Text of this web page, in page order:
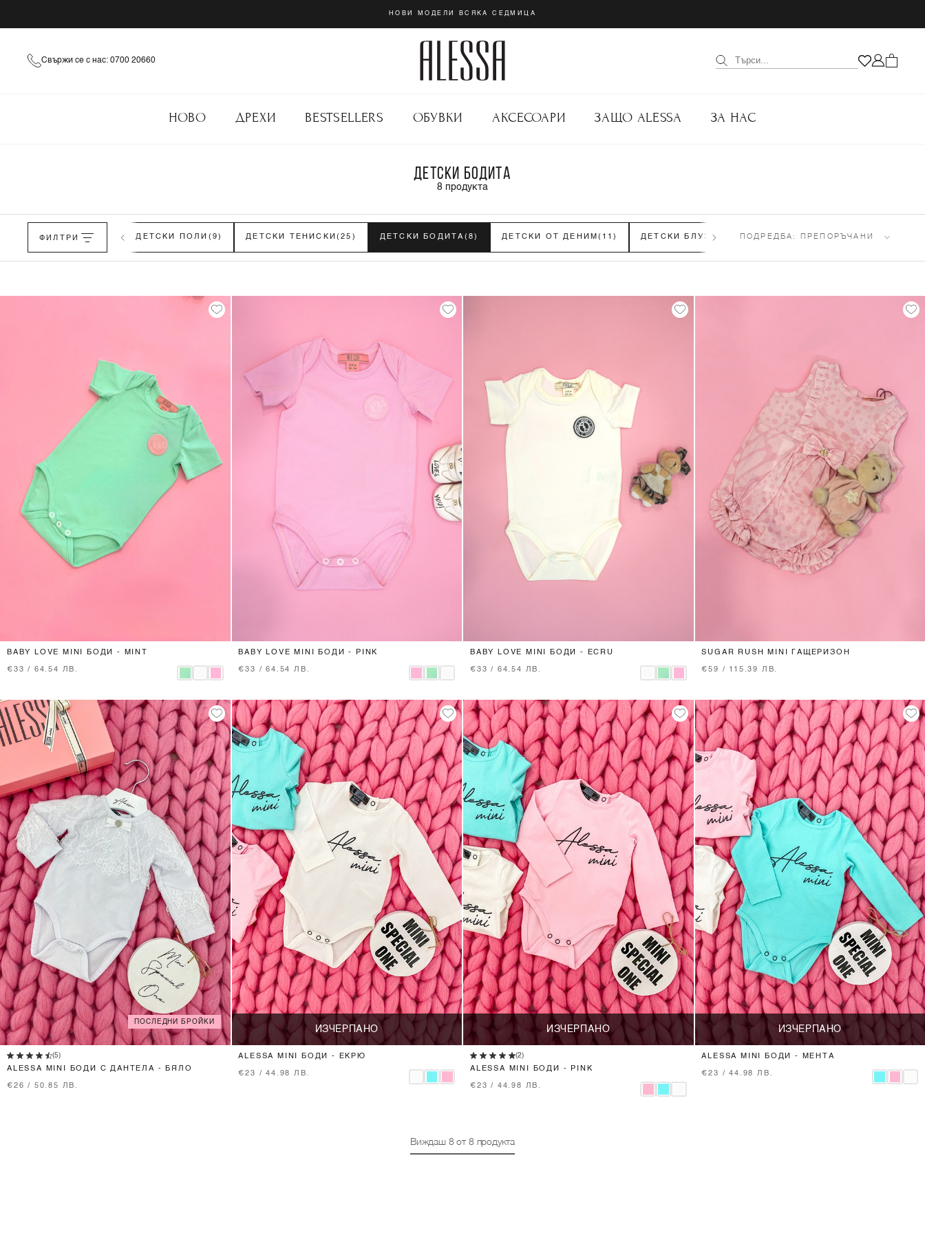
НОВИ МОДЕЛИ ВСЯКА СЕДМИЦА
Свържи се с нас: 0700 20660
НОВО ДРЕХИ BESTSELLERS ОБУВКИ АКСЕСОАРИ ЗАЩО ALESSA ЗА НАС
ДЕТСКИ БОДИТА
8 продукта
ФИЛТРИ
ДЕТСКИ РОКЛИ ДЕТСКИ ПОЛИ (9) ДЕТСКИ ТЕНИСКИ(25) ДЕТСКИ БОДИТА(8) ДЕТСКИ ОТ ДЕНИМ(11) ДЕТСКИ БЛУЗИ И ЖИЛЕТКИ(42) ДЕТСКИ
ПОДРЕДБА: ПРЕПОРЪЧАНИ
BABY LOVE MINI БОДИ - MINT
€33 / 64.54 ЛВ.
BABY LOVE MINI БОДИ - PINK
€33 / 64.54 ЛВ.
BABY LOVE MINI БОДИ - ECRU
€33 / 64.54 ЛВ.
SUGAR RUSH MINI ГАЩЕРИЗОН
€59 / 115.39 ЛВ.
ПОСЛЕДНИ БРОЙКИ
(5)
ALESSA MINI БОДИ С ДАНТЕЛА - БЯЛО
€26 / 50.85 ЛВ.
ИЗЧЕРПАНО
ALESSA MINI БОДИ - ЕКРЮ
€23 / 44.98 ЛВ.
ИЗЧЕРПАНО
(2)
ALESSA MINI БОДИ - PINK
€23 / 44.98 ЛВ.
ИЗЧЕРПАНО
ALESSA MINI БОДИ - МЕНТА
€23 / 44.98 ЛВ.
Виждаш 8 от 8 продукта